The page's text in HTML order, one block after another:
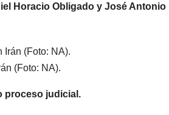
Horacio Obligado y José Antonio
(Foto: NA).
proceso judicial.